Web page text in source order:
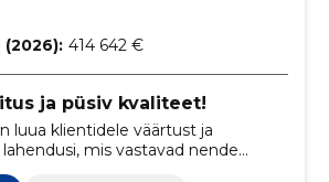
414 642 €
ja püsiv kvaliteet!
luua klientidele väärtust ja
mis vastavad nende
ehitusvaldkonnas.